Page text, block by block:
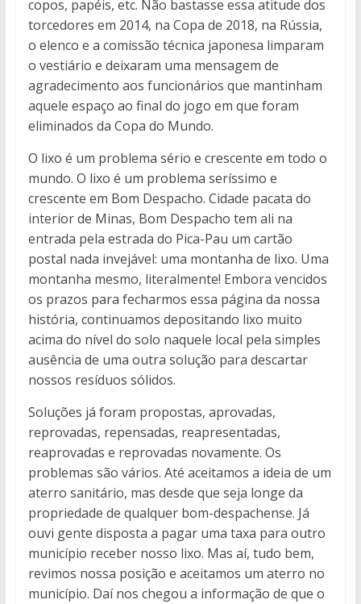
copos, papéis, etc. Não bastasse essa atitude dos
torcedores em 2014, na Copa de 2018, na Rússia,
o elenco e a comissão técnica japonesa limparam
o vestiário e deixaram uma mensagem de
agradecimento aos funcionários que mantinham
aquele espaço ao final do jogo em que foram
eliminados da Copa do Mundo.
O lixo é um problema sério e crescente em todo o
mundo. O lixo é um problema seríssimo e
crescente em Bom Despacho. Cidade pacata do
interior de Minas, Bom Despacho tem ali na
entrada pela estrada do Pica-Pau um cartão
postal nada invejável: uma montanha de lixo. Uma
montanha mesmo, literalmente! Embora vencidos
os prazos para fecharmos essa página da nossa
história, continuamos depositando lixo muito
acima do nível do solo naquele local pela simples
ausência de uma outra solução para descartar
nossos resíduos sólidos.
Soluções já foram propostas, aprovadas,
reprovadas, repensadas, reapresentadas,
reaprovadas e reprovadas novamente. Os
problemas são vários. Até aceitamos a ideia de um
aterro sanitário, mas desde que seja longe da
propriedade de qualquer bom-despachense. Já
ouvi gente disposta a pagar uma taxa para outro
município receber nosso lixo. Mas aí, tudo bem,
revimos nossa posição e aceitamos um aterro no
município. Daí nos chegou a informação de que o